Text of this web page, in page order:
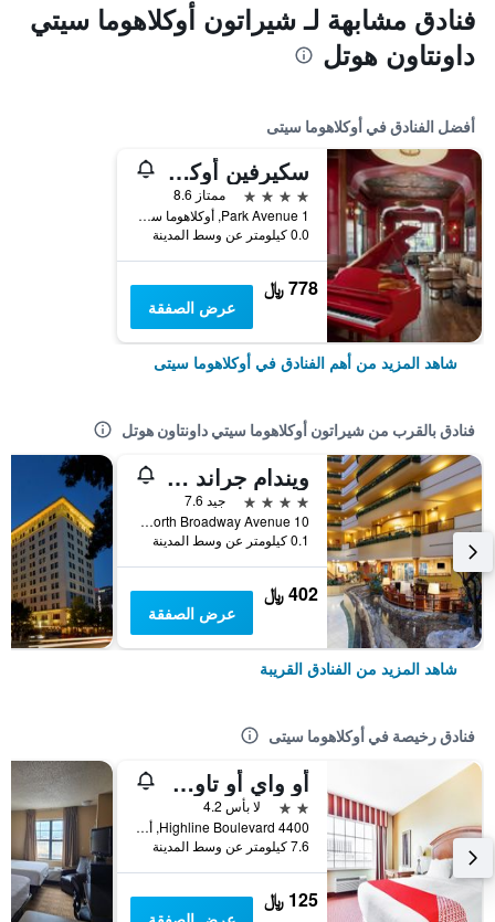
فنادق مشابهة لـ شيراتون أوكلاهوما سيتي
داونتاون هوتل
أفضل الفنادق في أوكلاهوما سيتى
سكيرفين أوكلاهوما سيتي، إيه هيلتون هوتل
4 نجوم
ممتاز 8.6
1 Park Avenue, أوكلاهوما سيتى, OK, الولايات المتحدة الأميريكية
0.0 كيلومتر عن وسط المدينة
778 ﷼
عرض الصفقة
شاهد المزيد من أهم الفنادق في أوكلاهوما سيتى
فنادق بالقرب من شيراتون أوكلاهوما سيتي داونتاون هوتل
ويندام جراند أوكلاهوما سيتي داون تاون
4 نجوم
جيد 7.6
10 North Broadway Avenue, أوكلاهوما سيتى, OK, الولايات المتحدة الأميريكية
0.1 كيلومتر عن وسط المدينة
402 ﷼
عرض الصفقة
شاهد المزيد من الفنادق القريبة
فنادق رخيصة في أوكلاهوما سيتى
أو واي أو تاون هاوس أوكلاهوما سيتي أيربورت
2 نجمتين
لا بأس 4.2
4400 Highline Boulevard, أوكلاهوما سيتى, OK, الولايات المتحدة الأميريكية
7.6 كيلومتر عن وسط المدينة
125 ﷼